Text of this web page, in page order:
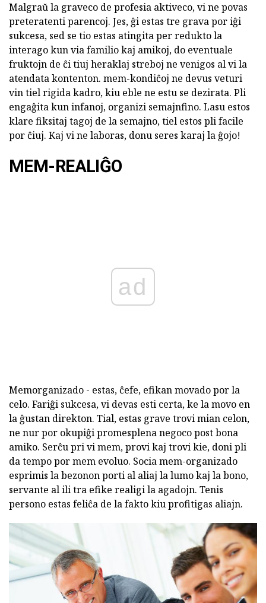
Malgraŭ la graveco de profesia aktiveco, vi ne povas
preteratenti parencoj. Jes, ĝi estas tre grava por iĝi
sukcesa, sed se tio estas atingita per redukto la
interago kun via familio kaj amikoj, do eventuale
fruktojn de ĉi tiuj heraklaj streboj ne venigos al vi la
atendata kontenton. mem-kondiĉoj ne devus veturi
vin tiel rigida kadro, kiu eble ne estu se dezirata. Pli
engaĝita kun infanoj, organizi semajnfino. Lasu estos
klare fiksitaj tagoj de la semajno, tiel estos pli facile
por ĉiuj. Kaj vi ne laboras, donu seres karaj la ĝojo!
MEM-REALIĜO
ad
Memorganizado - estas, ĉefe, efikan movado por la
celo. Fariĝi sukcesa, vi devas esti certa, ke la movo en
la ĝustan direkton. Tial, estas grave trovi mian celon,
ne nur por okupiĝi promesplena negoco post bona
amiko. Serĉu pri vi mem, provi kaj trovi kie, doni pli
da tempo por mem evoluo. Socia mem-organizado
esprimis la bezonon porti al aliaj la lumo kaj la bono,
servante al ili tra efike realigi la agadojn. Tenis
persono estas feliĉa de la fakto kiu profitigas aliajn.